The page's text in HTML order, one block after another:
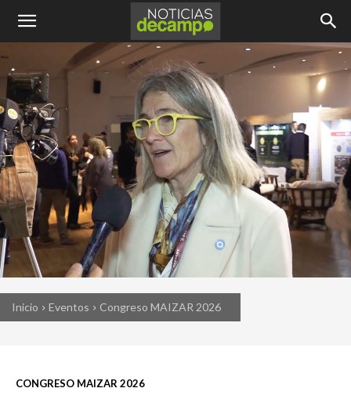
Inicio Eventos Congreso MAIZAR 2026
CONGRESO MAIZAR 2026